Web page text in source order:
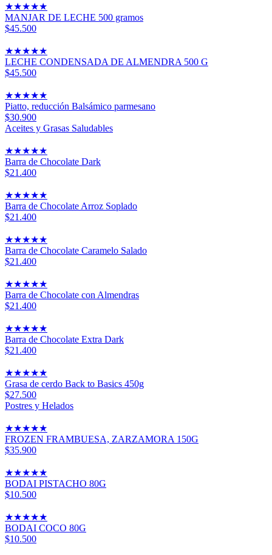
★★★★★
MANJAR DE LECHE 500 gramos
$45.500
★★★★★
LECHE CONDENSADA DE ALMENDRA 500 G
$45.500
★★★★★
Piatto, reducción Balsámico parmesano
$30.900
Aceites y Grasas Saludables
★★★★★
Barra de Chocolate Dark
$21.400
★★★★★
Barra de Chocolate Arroz Soplado
$21.400
★★★★★
Barra de Chocolate Caramelo Salado
$21.400
★★★★★
Barra de Chocolate con Almendras
$21.400
★★★★★
Barra de Chocolate Extra Dark
$21.400
★★★★★
Grasa de cerdo Back to Basics 450g
$27.500
Postres y Helados
★★★★★
FROZEN FRAMBUESA, ZARZAMORA 150G
$35.900
★★★★★
BODAI PISTACHO 80G
$10.500
★★★★★
BODAI COCO 80G
$10.500